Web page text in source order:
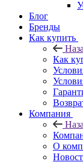
Блог
Бренды
Как купить
Как
Компания
О